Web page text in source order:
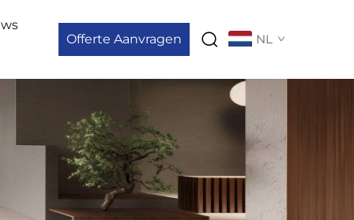
Offerte Aanvragen
NL